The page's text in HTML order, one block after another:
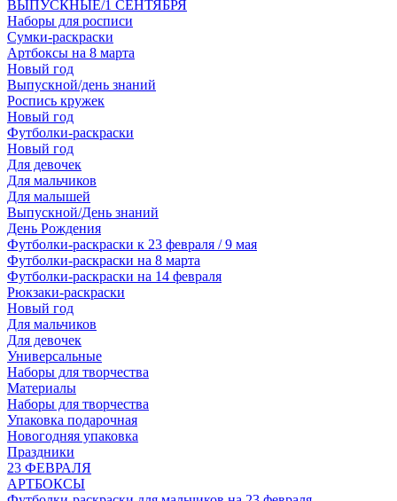
ВЫПУСКНЫЕ/1 СЕНТЯБРЯ
Наборы для росписи
Сумки-раскраски
Артбоксы на 8 марта
Новый год
Выпускной/день знаний
Роспись кружек
Новый год
Футболки-раскраски
Новый год
Для девочек
Для мальчиков
Для малышей
Выпускной/День знаний
День Рождения
Футболки-раскраски к 23 февраля / 9 мая
Футболки-раскраски на 8 марта
Футболки-раскраски на 14 февраля
Рюкзаки-раскраски
Новый год
Для мальчиков
Для девочек
Универсальные
Наборы для творчества
Материалы
Наборы для творчества
Упаковка подарочная
Новогодняя упаковка
Праздники
23 ФЕВРАЛЯ
АРТБОКСЫ